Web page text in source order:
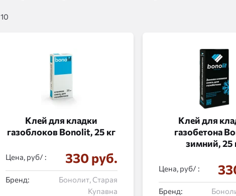
Клей для кладки
газоблоков Bonolit, 25 кг
Цена, руб/ : 330 руб.
Бренд:
Бонолит, Старая
Купавна
Клей для
газобетона
зимний, 25
Цена, руб/ :
Бренд:
10